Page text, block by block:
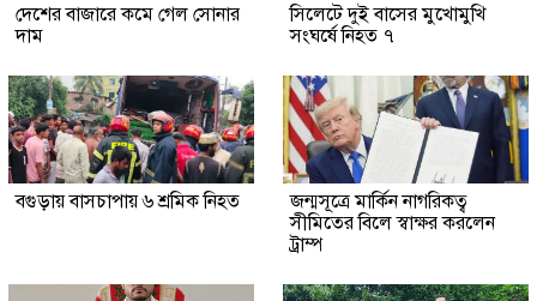
দেশের বাজারে কমে গেল সোনার
দাম
সিলেটে দুই বাসের মুখোমুখি
সংঘর্ষে নিহত ৭
বগুড়ায় বাসচাপায় ৬ শ্রমিক নিহত
জন্মসূত্রে মার্কিন নাগরিকত্ব
সীমিতের বিলে স্বাক্ষর করলেন
ট্রাম্প